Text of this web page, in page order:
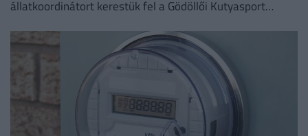
állatkoordinátort kerestük fel a Gödöllői Kutyasport